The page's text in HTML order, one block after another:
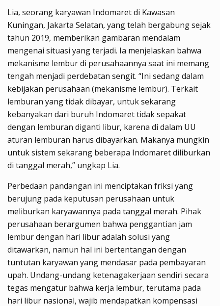
Lia, seorang karyawan Indomaret di Kawasan
Kuningan, Jakarta Selatan, yang telah bergabung sejak
tahun 2019, memberikan gambaran mendalam
mengenai situasi yang terjadi. Ia menjelaskan bahwa
mekanisme lembur di perusahaannya saat ini memang
tengah menjadi perdebatan sengit. “Ini sedang dalam
kebijakan perusahaan (mekanisme lembur). Terkait
lemburan yang tidak dibayar, untuk sekarang
kebanyakan dari buruh Indomaret tidak sepakat
dengan lemburan diganti libur, karena di dalam UU
aturan lemburan harus dibayarkan. Makanya mungkin
untuk sistem sekarang beberapa Indomaret diliburkan
di tanggal merah,” ungkap Lia.
Perbedaan pandangan ini menciptakan friksi yang
berujung pada keputusan perusahaan untuk
meliburkan karyawannya pada tanggal merah. Pihak
perusahaan berargumen bahwa penggantian jam
lembur dengan hari libur adalah solusi yang
ditawarkan, namun hal ini bertentangan dengan
tuntutan karyawan yang mendasar pada pembayaran
upah. Undang-undang ketenagakerjaan sendiri secara
tegas mengatur bahwa kerja lembur, terutama pada
hari libur nasional, wajib mendapatkan kompensasi